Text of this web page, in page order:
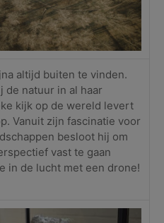
altijd buiten te vinden.
de natuur in al haar
kijk op de wereld levert
Vanuit zijn fascinatie voor
besloot hij om
vast te gaan
in de lucht met een drone!